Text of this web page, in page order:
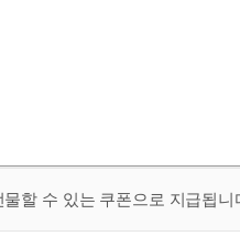
할 수 있는 쿠폰으로 지급됩니